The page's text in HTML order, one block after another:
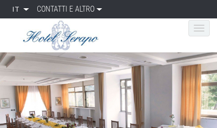
IT CONTATTI E ALTRO